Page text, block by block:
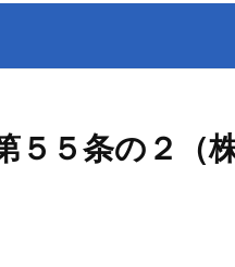
５５条の２（